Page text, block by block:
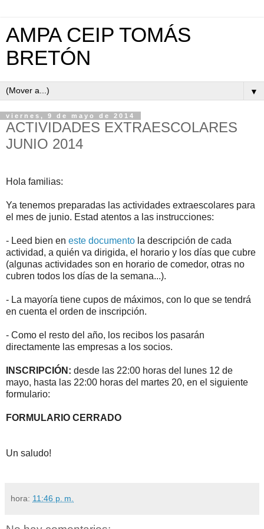
AMPA CEIP TOMÁS
BRETÓN
▼
viernes, 9 de mayo de 2014
ACTIVIDADES EXTRAESCOLARES
JUNIO 2014
Hola familias:
Ya tenemos preparadas las actividades extraescolares para
el mes de junio. Estad atentos a las instrucciones:
- Leed bien en este documento la descripción de cada
actividad, a quién va dirigida, el horario y los días que cubre
(algunas actividades son en horario de comedor, otras no
cubren todos los días de la semana...).
- La mayoría tiene cupos de máximos, con lo que se tendrá
en cuenta el orden de inscripción.
- Como el resto del año, los recibos los pasarán
directamente las empresas a los socios.
INSCRIPCIÓN: desde las 22:00 horas del lunes 12 de
mayo, hasta las 22:00 horas del martes 20, en el siguiente
formulario:
FORMULARIO CERRADO
Un saludo!
hora: 11:46 p. m.